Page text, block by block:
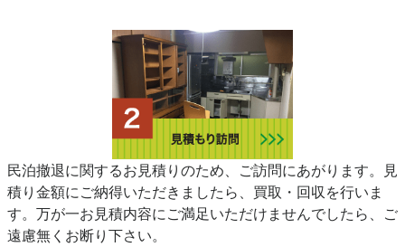
民泊撤退に関するお見積りのため、ご訪問にあがります。見
積り金額にご納得いただきましたら、買取・回収を行いま
す。万が一お見積内容にご満足いただけませんでしたら、ご
遠慮無くお断り下さい。